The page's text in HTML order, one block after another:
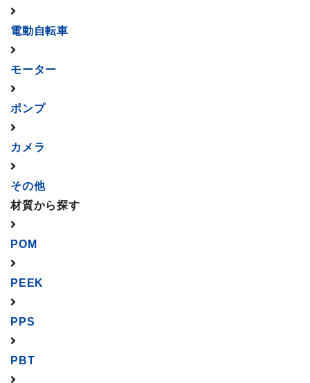
電動自転車
モーター
ポンプ
カメラ
その他
材質から探す
POM
PEEK
PPS
PBT